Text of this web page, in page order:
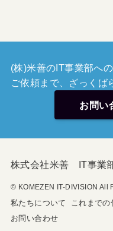
(株)米善のIT事業部へ
ご依頼まで、ざっくば
お問い
株式会社米善 IT事業
© KOMEZEN IT-DIVISION All
私たちについて これまでの
お問い合わせ